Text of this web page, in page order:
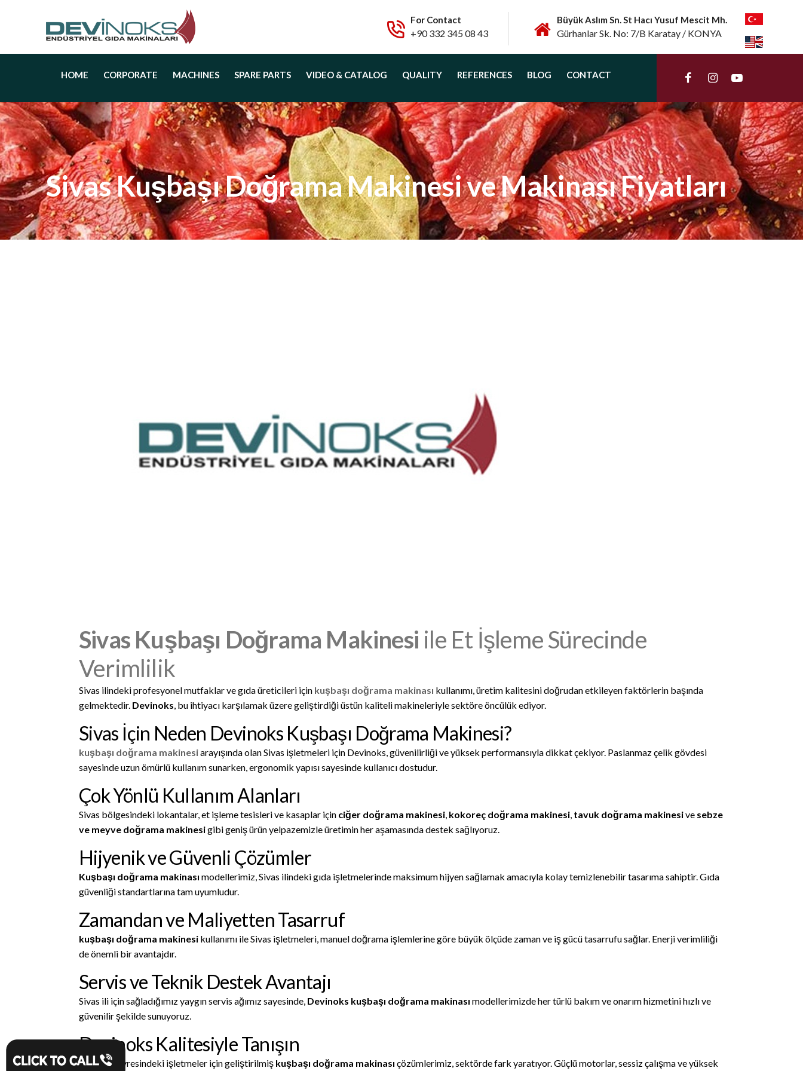
For Contact
+90 332 345 08 43
Büyük Aslım Sn. St Hacı Yusuf Mescit Mh.
Gürhanlar Sk. No: 7/B Karatay / KONYA
HOME CORPORATE MACHINES SPARE PARTS VIDEO & CATALOG QUALITY REFERENCES BLOG CONTACT
Sivas Kuşbaşı Doğrama Makinesi ve Makinası Fiyatları
Sivas Kuşbaşı Doğrama Makinesi ile Et İşleme Sürecinde
Verimlilik
Sivas ilindeki profesyonel mutfaklar ve gıda üreticileri için kuşbaşı doğrama makinası kullanımı, üretim kalitesini doğrudan etkileyen faktörlerin başında
gelmektedir. Devinoks, bu ihtiyacı karşılamak üzere geliştirdiği üstün kaliteli makineleriyle sektöre öncülük ediyor.
Sivas İçin Neden Devinoks Kuşbaşı Doğrama Makinesi?
kuşbaşı doğrama makinesiarayışında olan Sivas işletmeleri için Devinoks, güvenilirliği ve yüksek performansıyla dikkat çekiyor. Paslanmaz çelik gövdesi
sayesinde uzun ömürlü kullanım sunarken, ergonomik yapısı sayesinde kullanıcı dostudur.
Çok Yönlü Kullanım Alanları
Sivas bölgesindeki lokantalar, et işleme tesisleri ve kasaplar için ciğer doğrama makinesi, kokoreç doğrama makinesi, tavuk doğrama makinesive sebze
ve meyve doğrama makinesigibi geniş ürün yelpazemizle üretimin her aşamasında destek sağlıyoruz.
Hijyenik ve Güvenli Çözümler
Kuşbaşı doğrama makinası modellerimiz, Sivas ilindeki gıda işletmelerinde maksimum hijyen sağlamak amacıyla kolay temizlenebilir tasarıma sahiptir. Gıda
güvenliği standartlarına tam uyumludur.
Zamandan ve Maliyetten Tasarruf
kuşbaşı doğrama makinesi kullanımı ile Sivas işletmeleri, manuel doğrama işlemlerine göre büyük ölçüde zaman ve iş gücü tasarrufu sağlar. Enerji verimliliği
de önemli bir avantajdır.
Servis ve Teknik Destek Avantajı
Sivas ili için sağladığımız yaygın servis ağımız sayesinde, Devinoks kuşbaşı doğrama makinası modellerimizde her türlü bakım ve onarım hizmetini hızlı ve
güvenilir şekilde sunuyoruz.
Devinoks Kalitesiyle Tanışın
Sivas ve çevresindeki işletmeler için geliştirilmiş kuşbaşı doğrama makinası çözümlerimiz, sektörde fark yaratıyor. Güçlü motorlar, sessiz çalışma ve yüksek